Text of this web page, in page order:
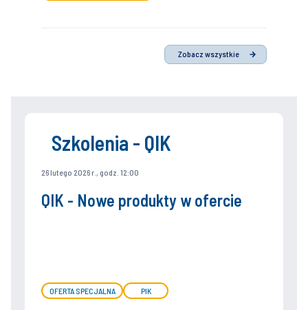
Zobacz wszystkie
Szkolenia - QIK
26 lutego 2026 r., godz. 12:00
QIK - Nowe produkty w ofercie
OFERTA SPECJALNA PIK